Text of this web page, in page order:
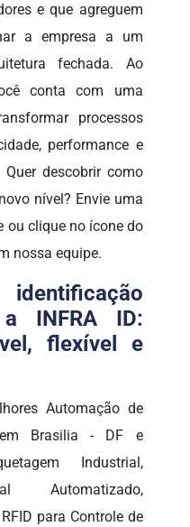
e que agreguem
a empresa a um
fechada. Ao
conta com uma
processos
performance e
Quer descobrir como
nível? Envie uma
ou clique no ícone do
nossa equipe.
INFRA ID:
flexível e
Automação de
em Brasilia - DF e
Industrial,
Automatizado,
para Controle de